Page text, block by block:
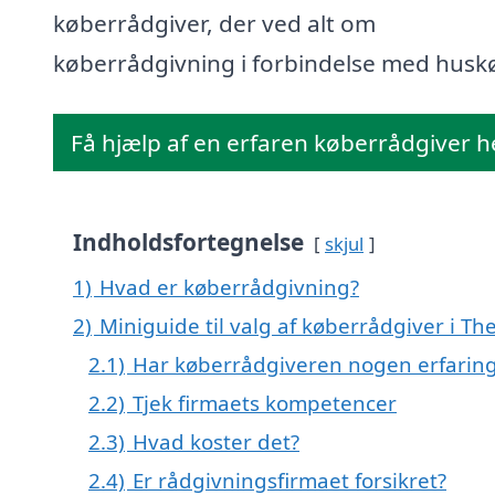
køberrådgiver, der ved alt om
køberrådgivning i forbindelse med
Få hjælp af en erfaren køberrådgiver
Indholdsfortegnelse skjul
1) Hvad er køberrådgivning?
2) Miniguide til valg af køberrådgiver i
2.1) Har køberrådgiveren nogen
2.2) Tjek firmaets kompetencer
2.3) Hvad koster det?
2.4) Er rådgivningsfirmaet forsikret?